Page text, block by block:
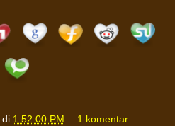
di 1:52:00 PM 1 komentar